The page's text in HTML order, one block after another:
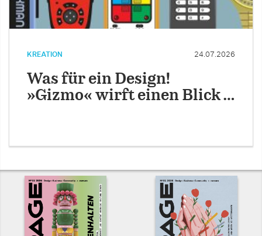
KREATION 24.07.2026
Was für ein Design!
»Gizmo« wirft einen Blick …